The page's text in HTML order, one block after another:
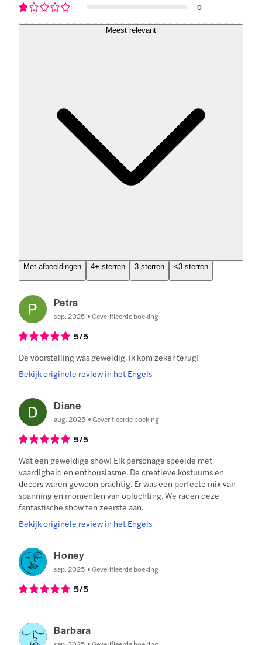
0
Meest relevant
Met afbeeldingen 4+ sterren 3 sterren <3 sterren
Petra
sep. 2025 Geverifieerde boeking
5/5
De voorstelling was geweldig, ik kom zeker terug!
Bekijk originele review in het Engels
Diane
aug. 2025 Geverifieerde boeking
5/5
Wat een geweldige show! Elk personage speelde met
vaardigheid en enthousiasme. De creatieve kostuums en
decors waren gewoon prachtig. Er was een perfecte mix van
spanning en momenten van opluchting. We raden deze
fantastische show ten zeerste aan.
Bekijk originele review in het Engels
Honey
sep. 2025 Geverifieerde boeking
5/5
Barbara